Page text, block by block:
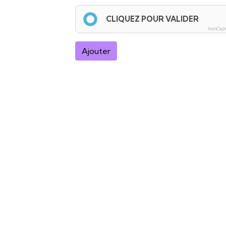
CLIQUEZ POUR VALIDER
Ajouter